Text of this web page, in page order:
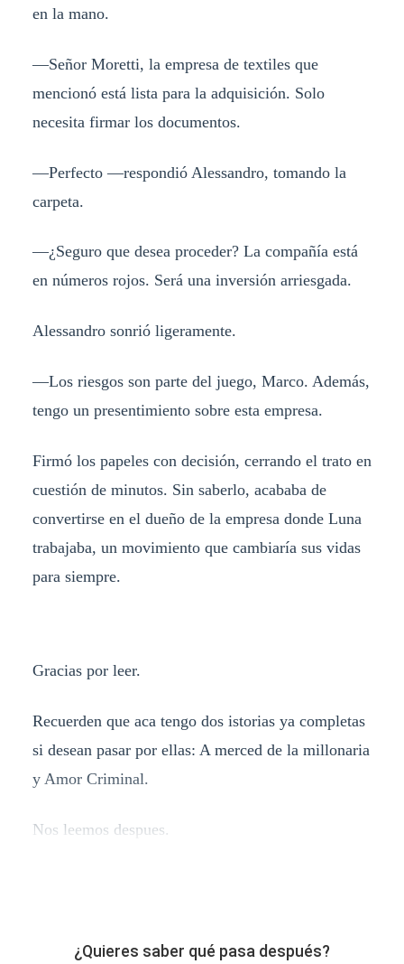
en la mano.
—Señor Moretti, la empresa de textiles que
mencionó está lista para la adquisición. Solo
necesita firmar los documentos.
—Perfecto —respondió Alessandro, tomando la
carpeta.
—¿Seguro que desea proceder? La compañía está
en números rojos. Será una inversión arriesgada.
Alessandro sonrió ligeramente.
—Los riesgos son parte del juego, Marco. Además,
tengo un presentimiento sobre esta empresa.
Firmó los papeles con decisión, cerrando el trato en
cuestión de minutos. Sin saberlo, acababa de
convertirse en el dueño de la empresa donde Luna
trabajaba, un movimiento que cambiaría sus vidas
para siempre.
Gracias por leer.
Recuerden que aca tengo dos istorias ya completas
si desean pasar por ellas: A merced de la millonaria
y Amor Criminal.
Nos leemos despues.
¿Quieres saber qué pasa después?